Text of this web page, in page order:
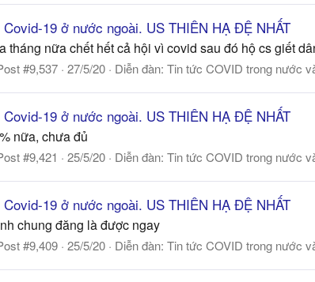
Covid-19 ở nước ngoài. US THIÊN HẠ ĐỆ NHẤT
tháng nữa chết hết cả hội vì covid sau đó hộ cs giết
#9,537 27/5/20 Diễn đàn: Tin tức COVID trong nước
Covid-19 ở nước ngoài. US THIÊN HẠ ĐỆ NHẤT
nữa, chưa đủ
#9,421 25/5/20 Diễn đàn: Tin tức COVID trong nước
Covid-19 ở nước ngoài. US THIÊN HẠ ĐỆ NHẤT
chung đăng là được ngay
#9,409 25/5/20 Diễn đàn: Tin tức COVID trong nước